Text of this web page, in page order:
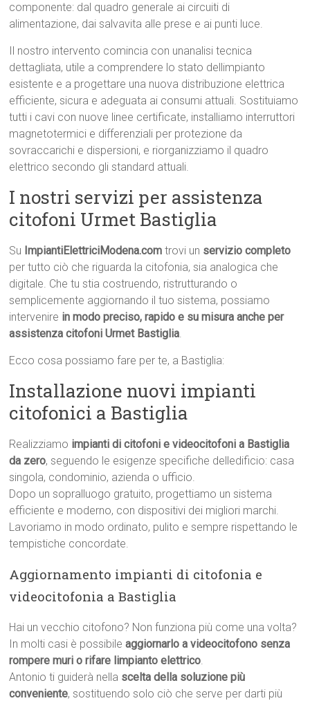
componente: dal quadro generale ai circuiti di
alimentazione, dai salvavita alle prese e ai punti luce.
Il nostro intervento comincia con unanalisi tecnica
dettagliata, utile a comprendere lo stato dellimpianto
esistente e a progettare una nuova distribuzione elettrica
efficiente, sicura e adeguata ai consumi attuali. Sostituiamo
tutti i cavi con nuove linee certificate, installiamo interruttori
magnetotermici e differenziali per protezione da
sovraccarichi e dispersioni, e riorganizziamo il quadro
elettrico secondo gli standard attuali.
I nostri servizi per assistenza
citofoni Urmet Bastiglia
Su ImpiantiElettriciModena.com trovi un servizio completo
per tutto ciò che riguarda la citofonia, sia analogica che
digitale. Che tu stia costruendo, ristrutturando o
semplicemente aggiornando il tuo sistema, possiamo
intervenire in modo preciso, rapido e su misura anche per
assistenza citofoni Urmet Bastiglia.
Ecco cosa possiamo fare per te, a Bastiglia:
Installazione nuovi impianti
citofonici a Bastiglia
Realizziamo impianti di citofoni e videocitofoni a Bastiglia
da zero, seguendo le esigenze specifiche delledificio: casa
singola, condominio, azienda o ufficio.
Dopo un sopralluogo gratuito, progettiamo un sistema
efficiente e moderno, con dispositivi dei migliori marchi.
Lavoriamo in modo ordinato, pulito e sempre rispettando le
tempistiche concordate.
Aggiornamento impianti di citofonia e
videocitofonia a Bastiglia
Hai un vecchio citofono? Non funziona più come una volta?
In molti casi è possibileaggiornarlo a videocitofono senza
rompere muri o rifare limpianto elettrico.
Antonio ti guiderà nella scelta della soluzione più
conveniente, sostituendo solo ciò che serve per darti più